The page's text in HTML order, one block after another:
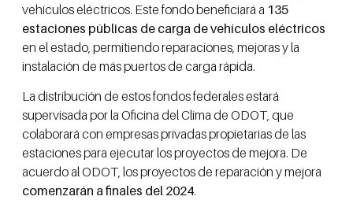
vehículos eléctricos. Este fondo beneficiará a 135
estaciones públicas de carga de vehículos eléctricos
en el estado, permitiendo reparaciones, mejoras y la
instalación de más puertos de carga rápida.
La distribución de estos fondos federales estará
supervisada por la Oficina del Clima de ODOT, que
colaborará con empresas privadas propietarias de las
estaciones para ejecutar los proyectos de mejora. De
acuerdo al ODOT, los proyectos de reparación y mejora
comenzarán a finales del 2024.